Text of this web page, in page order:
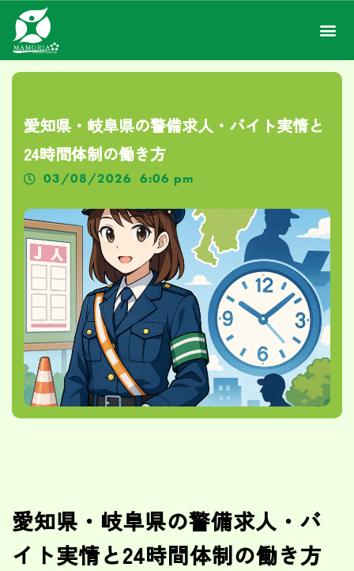
愛知県・岐阜県の警備求人・バイト実情と
24時間体制の働き方
03/08/2026 6:06 pm
愛知県・岐阜県の警備求人・バ
イト実情と24時間体制の働き方